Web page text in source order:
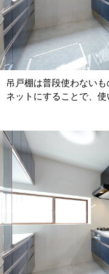
吊戸棚は普段使わない
ネットにすることで、使